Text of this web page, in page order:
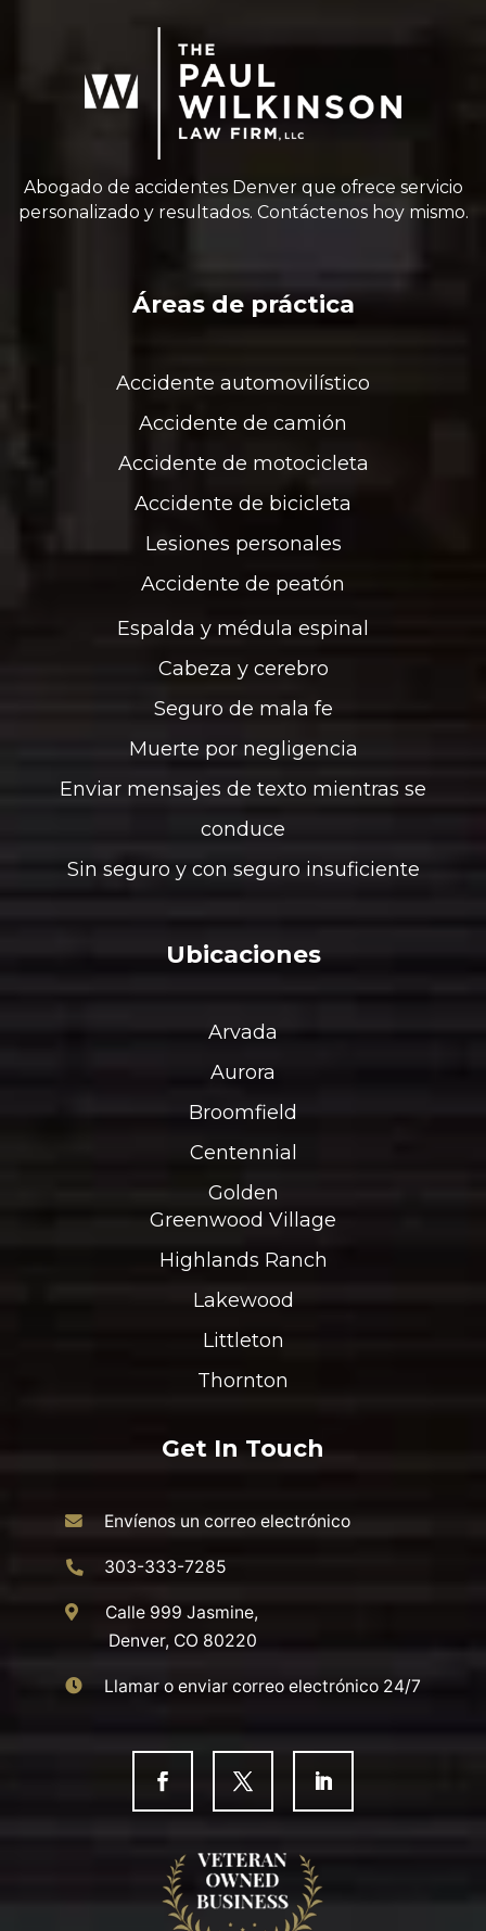
Abogado de accidentes Denver que ofrece servicio
personalizado y resultados. Contáctenos hoy mismo.
Áreas de práctica
Accidente automovilístico
Accidente de camión
Accidente de motocicleta
Accidente de bicicleta
Lesiones personales
Accidente de peatón
Espalda y médula espinal
Cabeza y cerebro
Seguro de mala fe
Muerte por negligencia
Enviar mensajes de texto mientras se
conduce
Sin seguro y con seguro insuficiente
Ubicaciones
Arvada
Aurora
Broomfield
Centennial
Golden
Greenwood Village
Highlands Ranch
Lakewood
Littleton
Thornton
Get In Touch
Envíenos un correo electrónico
303-333-7285
Calle 999 Jasmine,
Denver, CO 80220
Llamar o enviar correo electrónico 24/7